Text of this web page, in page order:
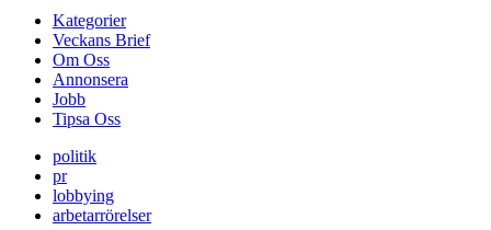
Kategorier
Veckans Brief
Om Oss
Annonsera
Jobb
Tipsa Oss
politik
pr
lobbying
arbetarrörelser